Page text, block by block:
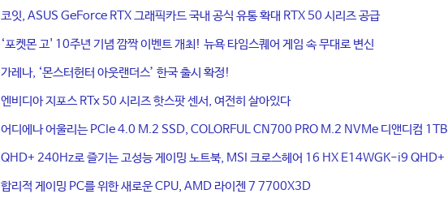
코잇, ASUS GeForce RTX 그래픽카드 국내 공식 유통 확대 RTX 50 시리즈 공급
‘포켓몬 고' 10주년 기념 깜짝 이벤트 개최! 뉴욕 타임스퀘어 게임 속 무대로 변신
가레나, ‘몬스터헌터 아웃랜더스’ 한국 출시 확정!
엔비디아 지포스 RTx 50 시리즈 핫스팟 센서, 여전히 살아있다
어디에나 어울리는 PCIe 4.0 M.2 SSD, COLORFUL CN700 PRO M.2 NVMe 디앤디컴 1TB
QHD+ 240Hz로 즐기는 고성능 게이밍 노트북, MSI 크로스헤어 16 HX E14WGK-i9 QHD+
합리적 게이밍 PC를 위한 새로운 CPU, AMD 라이젠 7 7700X3D